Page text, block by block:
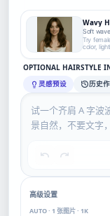
Wavy
Soft
Try
color,
OPTIONAL HAIRSTYLE
灵感预设 历史
高级设置
AUTO · 1 张图片 · 1K